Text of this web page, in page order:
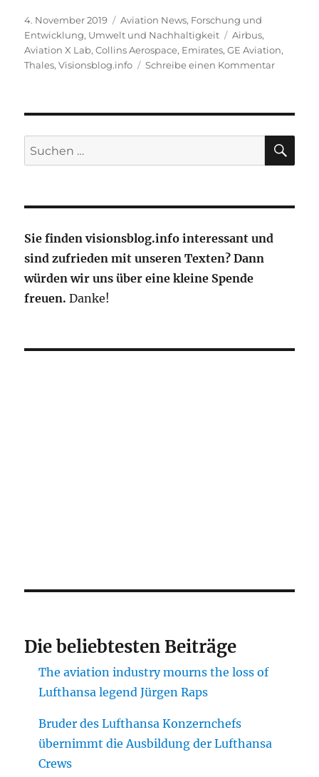
Veröffentlicht
am
4. November 2019 Kategorien
Aviation News, Forschung und
Entwicklung, Umwelt und Nachhaltigkeit Schlagwörter
Airbus,
Aviation X Lab,Collins Aerospace, Emirates,GE Aviation,
Thales,Visionsblog.info Schreibe einen Kommentarzu
Zukunft
der
Luftfahrt
Suche
nach:
Sie finden visionsblog.info interessant und
sind zufrieden mit unseren Texten? Dann
würden wir uns über eine kleine Spende
freuen. Danke!
Die beliebtesten Beiträge
The aviation industry mourns the loss of
Lufthansa legend Jürgen Raps
Bruder des Lufthansa Konzernchefs
übernimmt die Ausbildung der Lufthansa
Crews